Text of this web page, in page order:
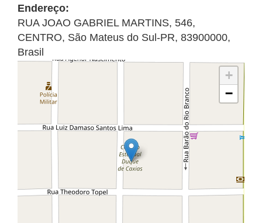
Endereço:
RUA JOAO GABRIEL MARTINS, 546,
CENTRO, São Mateus do Sul -PR, 83900000,
Brasil
+
−